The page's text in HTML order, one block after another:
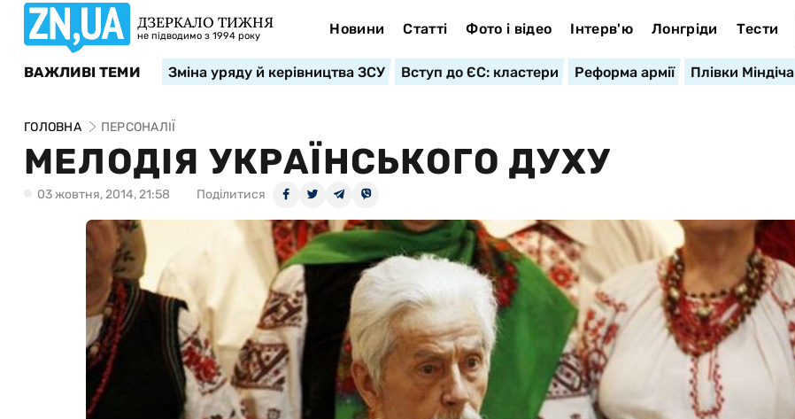
ДЗЕРКАЛО ТИЖНЯ
не підводимо з 1994 року Новини Статті Фото і відео Інтерв'ю Лонгріди Тести
ВАЖЛИВІ ТЕМИ Зміна уряду й керівництва ЗСУ Вступ до ЄС: кластери Реформа армії Плівки Міндіча
ГОЛОВНА ПЕРСОНАЛІЇ
МЕЛОДІЯ УКРАЇНСЬКОГО ДУХУ
03 жовтня, 2014, 21:58 Поділитися